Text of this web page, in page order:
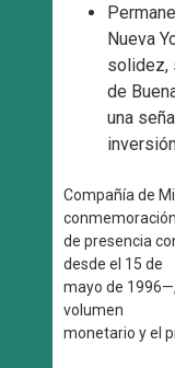
Nueva
solidez,
de
una
Compañía de
de presencia
desde el 15 de
mayo de
volumen
monetario y el